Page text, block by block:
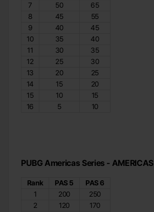
7
50
65
8
45
55
9
40
45
10
35
40
11
30
35
12
25
30
13
20
25
14
15
20
15
10
15
16
5 10
PUBG Americas Series - AMERICAS
Rank PAS 5
PAS 6
1
200
250
2
120
170